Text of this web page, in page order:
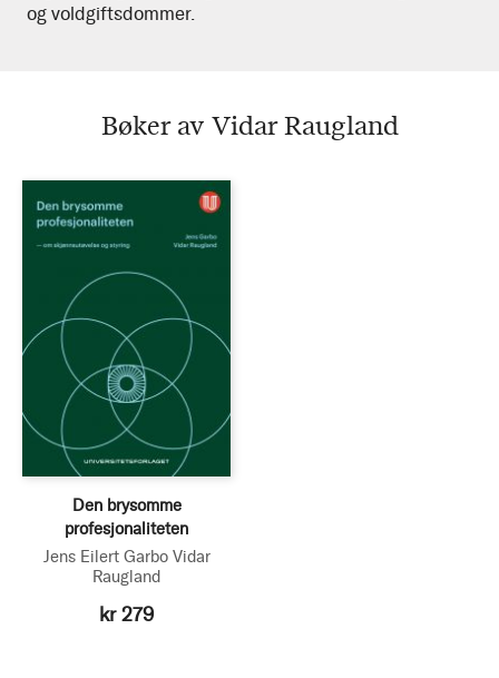
og voldgiftsdommer.
Bøker av Vidar Raugland
Den brysomme
profesjonaliteten
Jens Eilert Garbo Vidar
Raugland
kr 279